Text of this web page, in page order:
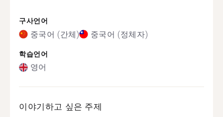
구사언어
중국어 (간체) 중국어 (정체자)
학습언어
영어
이야기하고 싶은 주제